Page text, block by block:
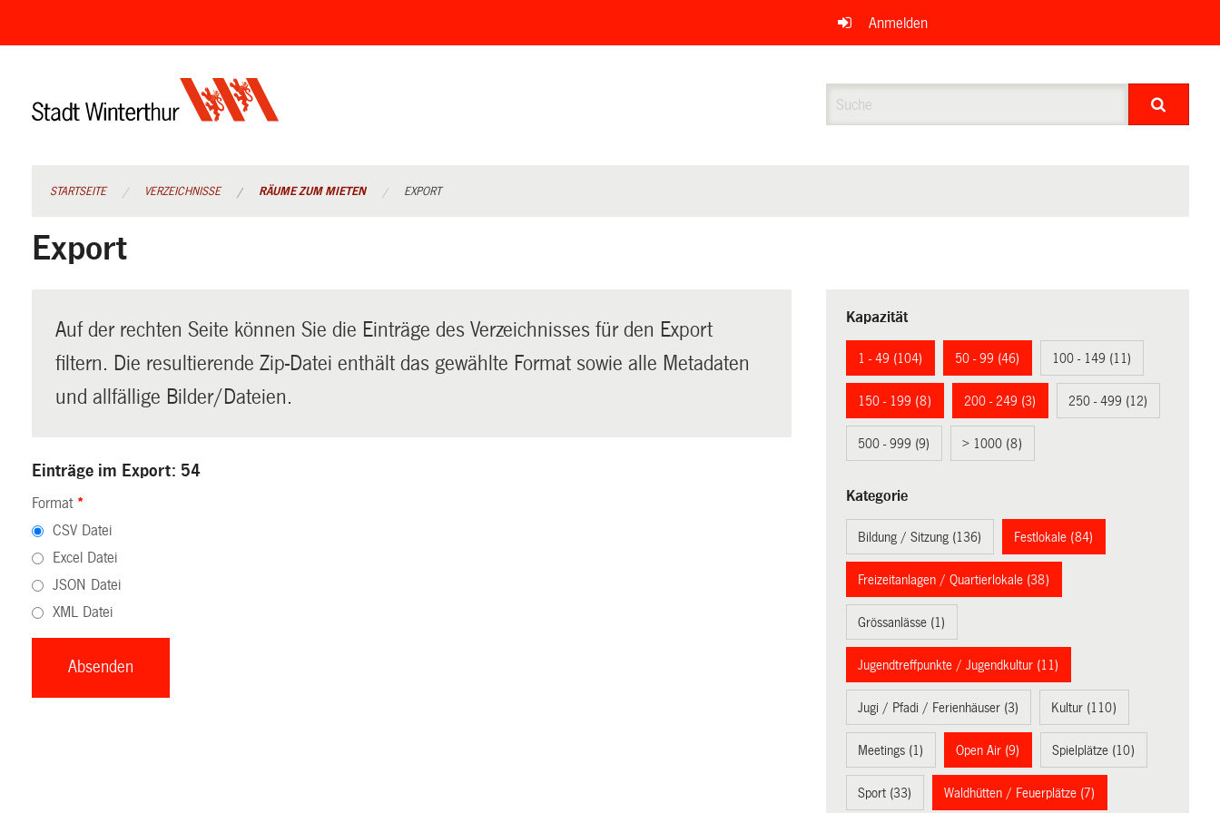
überspringen
Anmelden
STARTSEITE VERZEICHNISSE RÄUME ZUM MIETEN EXPORT
Export
Auf der rechten Seite können Sie die Einträge des Verzeichnisses für den Export
filtern. Die resultierende Zip-Datei enthält das gewählte Format sowie alle Metadaten
und allfällige Bilder/Dateien.
Einträge im Export: 54
Format *
CSV Datei
Excel Datei
JSON Datei
XML Datei
Kapazität
1 - 49 (104) 50 - 99 (46) 100 - 149 (11)
150 - 199 (8) 200 - 249 (3) 250 - 499 (12)
500 - 999 (9) > 1000 (8)
Kategorie
Bildung / Sitzung (136) Festlokale (84)
Freizeitanlagen / Quartierlokale (38)
Grössanlässe (1)
Jugendtreffpunkte / Jugendkultur (11)
Jugi / Pfadi / Ferienhäuser (3) Kultur (110)
Meetings (1) Open Air (9) Spielplätze (10)
Sport (33) Waldhütten / Feuerplätze (7)